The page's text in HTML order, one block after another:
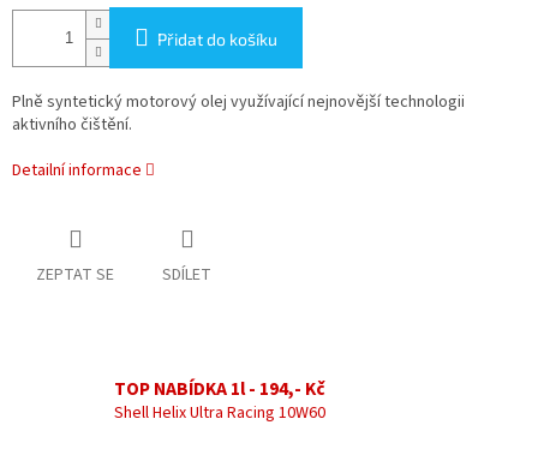
Přidat do košíku
Plně syntetický motorový olej využívající nejnovější technologii
aktivního čištění.
Detailní informace
ZEPTAT SE SDÍLET
TOP NABÍDKA 1l - 194,- Kč
Shell Helix Ultra Racing 10W60